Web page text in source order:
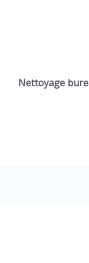
Nettoyage